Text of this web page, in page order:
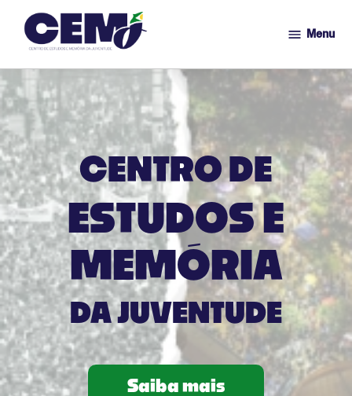
para
o
conteúdo
Menu
CENTRO DE
ESTUDOS E
MEMÓRIA
DA JUVENTUDE
Saiba mais